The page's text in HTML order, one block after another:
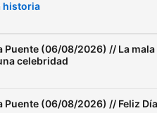
historia
Puente (06/08/2026) // La mala
celebridad
Puente (06/08/2026) // Feliz Día